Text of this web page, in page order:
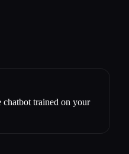
trained on your